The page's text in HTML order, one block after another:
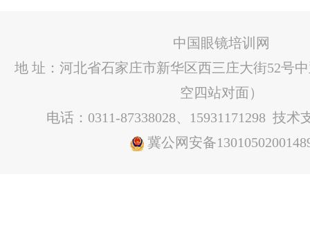
中国眼镜培训网
地 址：河北省石家庄市新华区西三庄大街52号
空四站对面）
电话：0311-87338028、15931171298 技术
冀公网安备